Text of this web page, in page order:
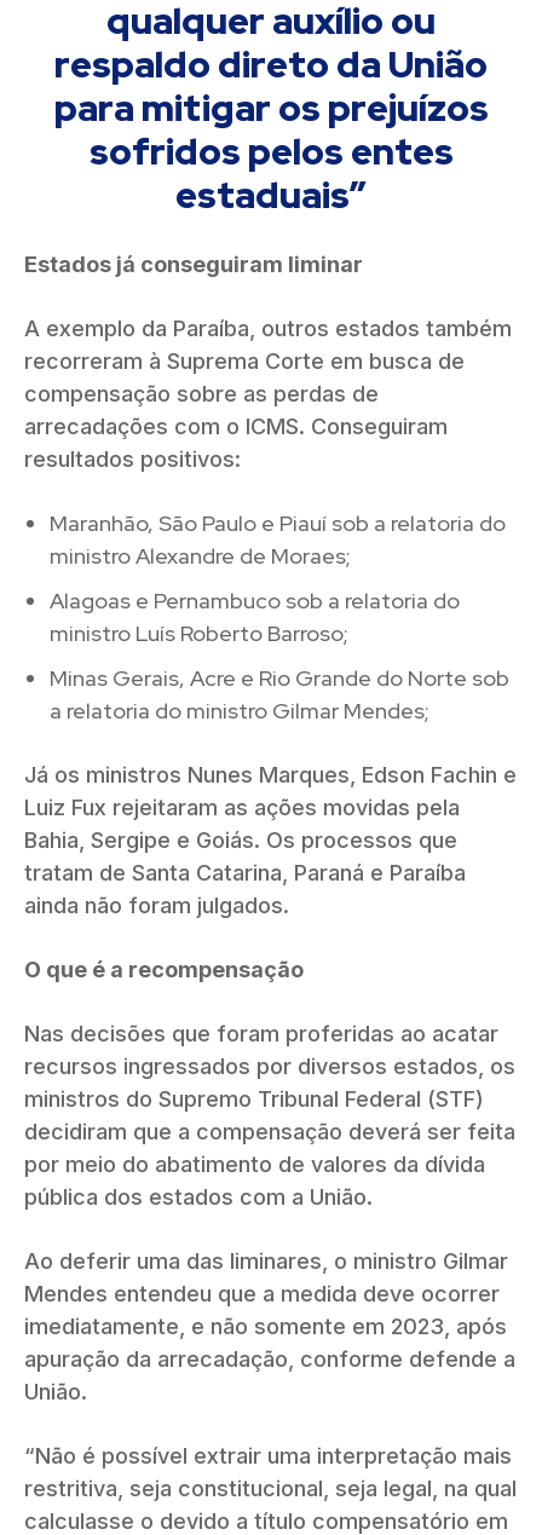
qualquer auxílio ou
respaldo direto da União
para mitigar os prejuízos
sofridos pelos entes
estaduais”
Estados já conseguiram liminar
A exemplo da Paraíba, outros estados também
recorreram à Suprema Corte em busca de
compensação sobre as perdas de
arrecadações com o ICMS. Conseguiram
resultados positivos:
Maranhão, São Paulo e Piauí sob a relatoria do
ministro Alexandre de Moraes;
Alagoas e Pernambuco sob a relatoria do
ministro Luís Roberto Barroso;
Minas Gerais, Acre e Rio Grande do Norte sob
a relatoria do ministro Gilmar Mendes;
Já os ministros Nunes Marques, Edson Fachin e
Luiz Fux rejeitaram as ações movidas pela
Bahia, Sergipe e Goiás. Os processos que
tratam de Santa Catarina, Paraná e Paraíba
ainda não foram julgados.
O que é a recompensação
Nas decisões que foram proferidas ao acatar
recursos ingressados por diversos estados, os
ministros do Supremo Tribunal Federal (STF)
decidiram que a compensação deverá ser feita
por meio do abatimento de valores da dívida
pública dos estados com a União.
Ao deferir uma das liminares, o ministro Gilmar
Mendes entendeu que a medida deve ocorrer
imediatamente, e não somente em 2023, após
apuração da arrecadação, conforme defende a
União.
“Não é possível extrair uma interpretação mais
restritiva, seja constitucional, seja legal, na qual
calculasse o devido a título compensatório em